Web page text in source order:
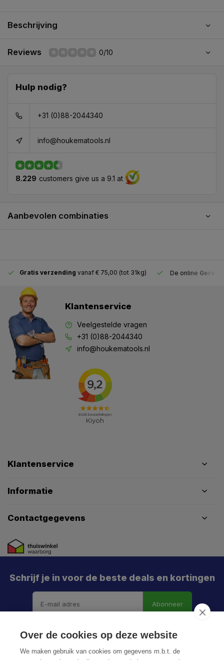
Beschrijving
Reviews 0/10
Hulp nodig?
+31 (0)88-2044340
info@houkematools.nl
8.229 customers give us a 9.1 at
Aanbevolen combinaties
Gratis verzending vanaf € 75,00 (tot 31kg) De online
Klantenservice
Veelgestelde vragen
+31 (0)88-2044340
info@houkematools.nl
Klantenservice
Informatie
Contactgegevens
Schrijf je in voor de beste deals en kortingen
Abonneer
Over de cookies op deze website
We maken gebruik van cookies om gegevens m.b.t. de